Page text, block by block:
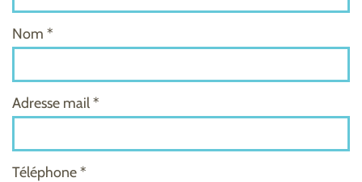
Nom *
Adresse mail *
Téléphone *